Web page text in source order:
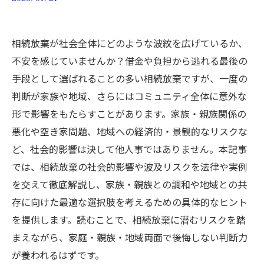
相続放棄が社会全体にどのような波紋を広げているか、
不安を感じていませんか？借金や負担から逃れる最後の
手段として選ばれることの多い相続放棄ですが、一度の
判断が家族や地域、さらにはコミュニティ全体に意外な
形で影響をもたらすことがあります。家族・親族関係の
悪化や空き家問題、地域への経済的・景観的なリスクな
ど、社会的影響は決して他人事ではありません。本記事
では、相続放棄の社会的影響や波及リスクを法律や実例
を交えて徹底解説し、家族・親族との調和や地域との共
存に向けた最適な選択肢を考えるための具体的なヒント
を提供します。読むことで、相続放棄に潜むリスクを踏
まえながら、家庭・親族・地域両面で後悔しない判断力
が養われるはずです。